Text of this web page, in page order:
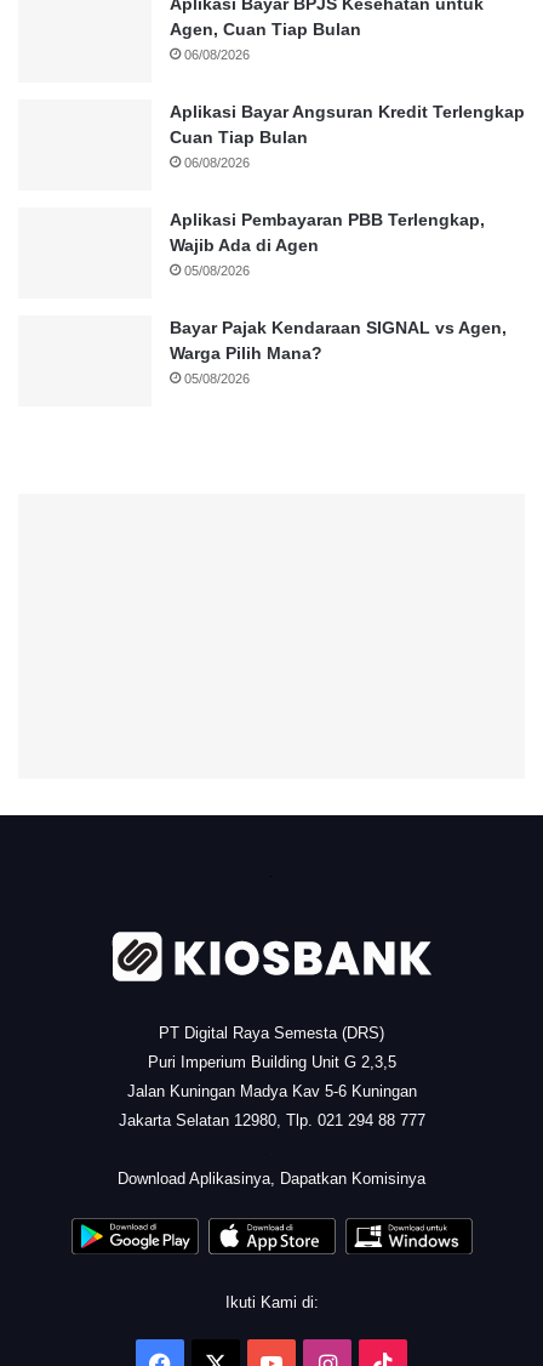
Agen, Cuan Tiap Bulan
06/08/2026
Aplikasi Bayar Angsuran Kredit Terlengkap
Cuan Tiap Bulan
06/08/2026
Aplikasi Pembayaran PBB Terlengkap,
Wajib Ada di Agen
05/08/2026
Bayar Pajak Kendaraan SIGNAL vs Agen,
Warga Pilih Mana?
05/08/2026
.
PT Digital Raya Semesta (DRS)
Puri Imperium Building Unit G 2,3,5
Jalan Kuningan Madya Kav 5-6 Kuningan
Jakarta Selatan 12980, Tlp. 021 294 88 777
Download Aplikasinya, Dapatkan Komisinya
Ikuti Kami di: